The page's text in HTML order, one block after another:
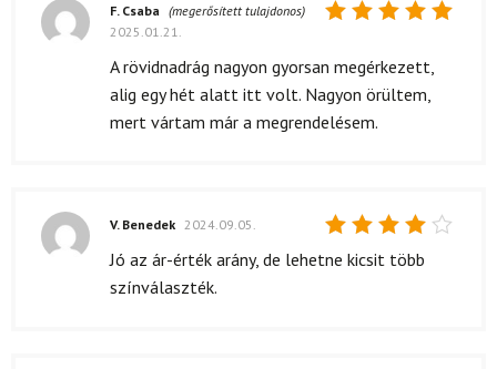
5/ 5
F. Csaba (megerősített tulajdonos)
2025.01.21.
A rövidnadrág nagyon gyorsan megérkezett,
alig egy hét alatt itt volt. Nagyon örültem,
mert vártam már a megrendelésem.
Értékelés:
V. Benedek 2024.09.05.
Jó az ár-érték arány, de lehetne kicsit több
színválaszték.